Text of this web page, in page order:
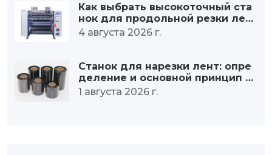
Как выбрать высокоточный ста
нок для продольной резки лен
т?
4 августа 2026 г.
Станок для нарезки лент: опре
деление и основной принцип р
аботы.
1 августа 2026 г.